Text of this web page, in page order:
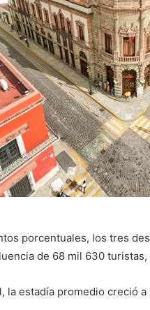
porcentuales, los tres
de 68 mil 630
la estadía promedio creció